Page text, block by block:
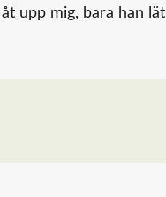
upp mig, bara han lät